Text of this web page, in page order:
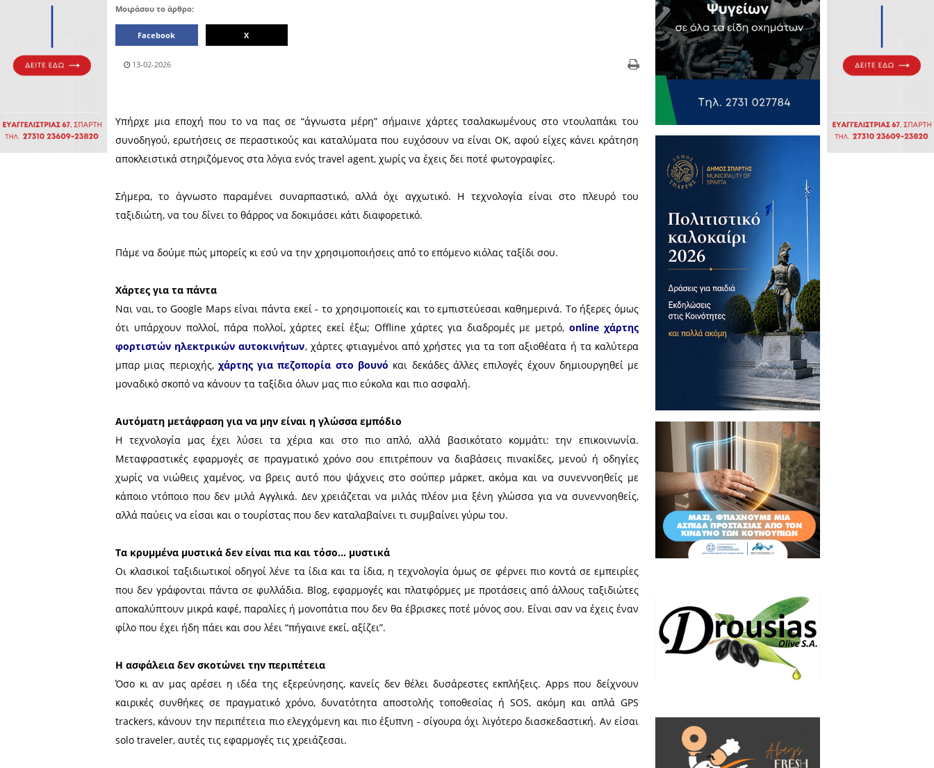
Πολιτιστικά
Εκδηλώσεις
Εκκλησία
Δήμος
Αν.
Μάνης
Δήμος
Ελαφονήσου
Πωλήσεις
Διάφορα
Ενοικίαση
Επιχειρήσεων
Facebook Χ
13-02-2026
Υπήρχε μια εποχή που το να πας σε “άγνωστα μέρη” σήμαινε χάρτες τσαλακωμένους στο ντουλαπάκι του
συνοδηγού, ερωτήσεις σε περαστικούς και καταλύματα που ευχόσουν να είναι ΟΚ, αφού είχες κάνει κράτηση
αποκλειστικά στηριζόμενος στα λόγια ενός travel agent, χωρίς να έχεις δει ποτέ φωτογραφίες.
Σήμερα, το άγνωστο παραμένει συναρπαστικό, αλλά όχι αγχωτικό. Η τεχνολογία είναι στο πλευρό του
ταξιδιώτη, να του δίνει το θάρρος να δοκιμάσει κάτι διαφορετικό.
Χάρτες για τα πάντα
Ναι ναι, το Google Maps είναι πάντα εκεί - το χρησιμοποιείς και το εμπιστεύεσαι καθημερινά. Το ήξερες όμως
ότι υπάρχουν πολλοί, πάρα πολλοί, χάρτες εκεί έξω; Offline χάρτες για διαδρομές με μετρό,online χάρτης
φορτιστών ηλεκτρικών αυτοκινήτων, χάρτες φτιαγμένοι από χρήστες για τα τοπ αξιοθέατα ή τα καλύτερα
μπαρ μιας περιοχής,
χάρτης για πεζοπορία στο βουνό
και δεκάδες άλλες επιλογές έχουν δημιουργηθεί με
μοναδικό σκοπό να κάνουν τα ταξίδια όλων μας πιο εύκολα και πιο ασφαλή.
Αυτόματη μετάφραση για να μην είναι η γλώσσα εμπόδιο
Η τεχνολογία μας έχει λύσει τα χέρια και στο πιο απλό, αλλά βασικότατο κομμάτι: την επικοινωνία.
Μεταφραστικές εφαρμογές σε πραγματικό χρόνο σου επιτρέπουν να διαβάσεις πινακίδες, μενού ή οδηγίες
χωρίς να νιώθεις χαμένος, να βρεις αυτό που ψάχνεις στο σούπερ μάρκετ, ακόμα και να συνεννοηθείς με
κάποιο ντόποιο που δεν μιλά Αγγλικά. Δεν χρειάζεται να μιλάς πλέον μια ξένη γλώσσα για να συνεννοηθείς,
αλλά παύεις να είσαι και ο τουρίστας που δεν καταλαβαίνει τι συμβαίνει γύρω του.